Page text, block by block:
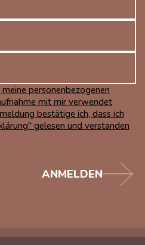
personenbezogenen
mit mir verwendet
bestätige ich, dass ich
gelesen und verstanden
ANMELDEN